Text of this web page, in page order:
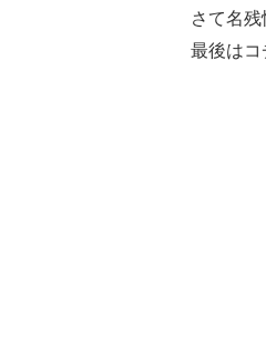
さて名
最後はコ